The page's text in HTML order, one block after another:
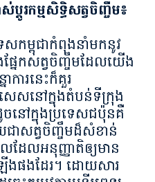
ប្តូរកម្មសិទ្ធិសត្វចិញ្ចឹម៖
កម្ពុជាកំពុងនាំមកនូវ
ផ្នែកសត្វចិញ្ចឹមដែលយើង
ការនេះក៏គួរ
េសនៅក្នុងតំបន់ទីក្រុង
នៅក្នុងប្រទេសជប៉ុនគឺ
យជាសត្វចិញ្ចឹមដ៏សំខាន់
ែលអនុញ្ញាតិឲ្យមាន
ើងផងដែរ។ ដោយសារ